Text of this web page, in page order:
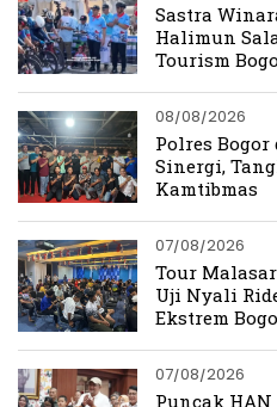
Sastra
Halimun
Tourism
08/08/2026
Polres
Sinergi,
Kamtibmas
07/08/2026
Tour
Uji Nyali
Ekstrem
07/08/2026
Puncak HAN